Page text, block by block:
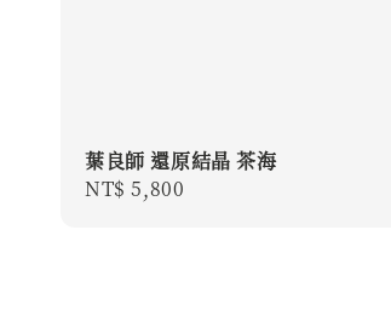
葉良師 還原結晶 茶海
Regular
NT$ 5,800